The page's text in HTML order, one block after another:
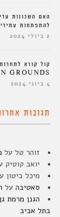
האם השכונות
להתפתחות
2 ביולי 2024
קול קורא
GROUNDS
4 ביוני 2024
תגובות
זוהר טל על
יואב קוטיק
מיכל ביטון
סאטיבה על
הגנן מרמת גן
בתל אביב